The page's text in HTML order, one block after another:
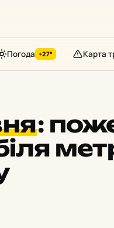
Погода +27° Карта
: